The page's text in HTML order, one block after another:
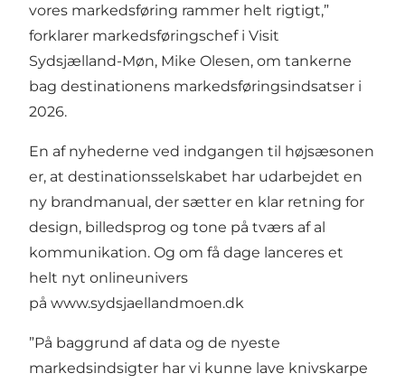
vores markedsføring rammer helt rigtigt,”
forklarer markedsføringschef i Visit
Sydsjælland-Møn, Mike Olesen, om tankerne
bag destinationens markedsføringsindsatser i
2026.
En af nyhederne ved indgangen til højsæsonen
er, at destinationsselskabet har udarbejdet en
ny brandmanual, der sætter en klar retning for
design, billedsprog og tone på tværs af al
kommunikation. Og om få dage lanceres et
helt nyt onlineunivers
på www.sydsjaellandmoen.dk
”På baggrund af data og de nyeste
markedsindsigter har vi kunne lave knivskarpe